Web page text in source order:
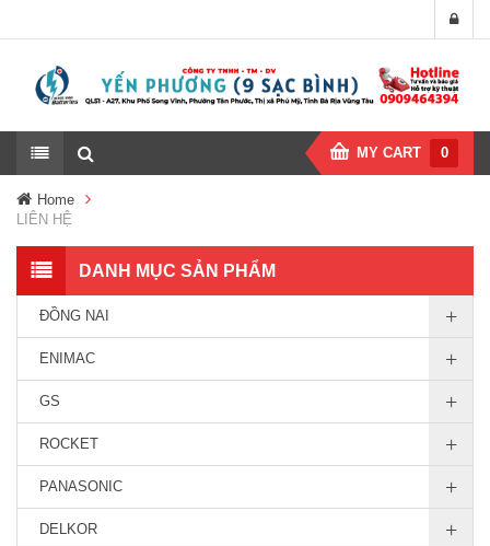
MY CART 0
Home
LIÊN HỆ
DANH MỤC SẢN PHẨM
ĐỒNG NAI
ENIMAC
GS
ROCKET
PANASONIC
DELKOR